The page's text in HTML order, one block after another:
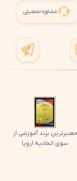
مشاوره تحصیلی
معتبرترین برند آموزشی از
سوی اتحادیه اروپا